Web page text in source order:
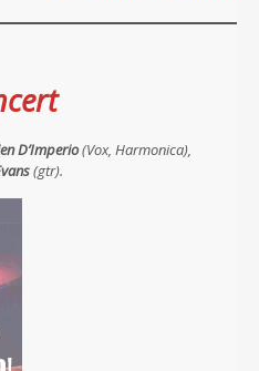
D’Imperio(Vox, Harmonica),
(gtr).